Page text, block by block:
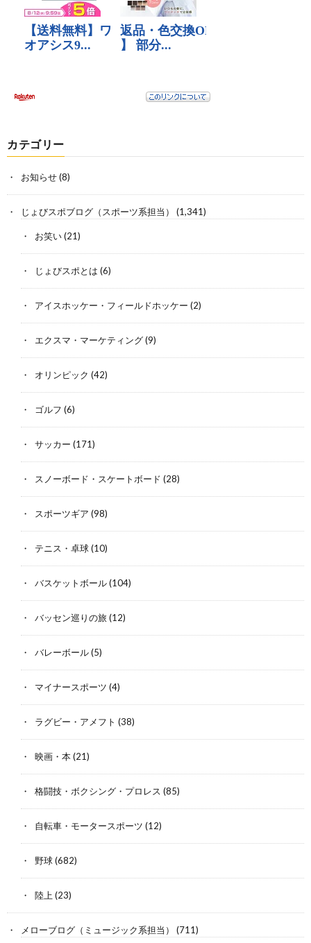
カテゴリー
お知らせ(8)
じょびスポブログ（スポーツ系担当） (1,341)
お笑い(21)
じょびスポとは (6)
アイスホッケー・フィールドホッケー (2)
エクスマ・マーケティング(9)
オリンピック (42)
ゴルフ (6)
サッカー (171)
スノーボード・スケートボード (28)
スポーツギア (98)
テニス・卓球(10)
バスケットボール(104)
バッセン巡りの旅(12)
バレーボール(5)
マイナースポーツ (4)
ラグビー・アメフト (38)
映画・本(21)
格闘技・ボクシング・プロレス (85)
自転車・モータースポーツ (12)
野球(682)
陸上 (23)
メローブログ（ミュージック系担当） (711)